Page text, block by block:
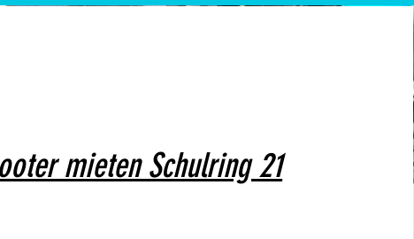
mieten Schulring 21